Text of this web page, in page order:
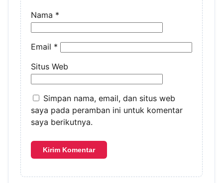
Nama *
Email *
Situs Web
Simpan nama, email, dan situs web
saya pada peramban ini untuk komentar
saya berikutnya.